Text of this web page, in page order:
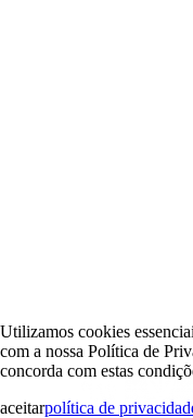
Utilizamos cookies
com a nossa Política de
concorda com estas
aceitarpolítica de